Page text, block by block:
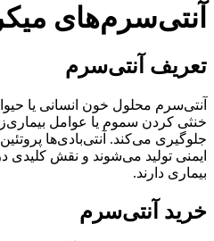
آنتی‌سرم‌های
تعریف آنتی‌سرم
آنتی‌سرم محلول خون انسانی یا
خنثی کردن سموم یا عوامل
جلوگیری می‌کند. آنتی‌بادی‌ها
ایمنی تولید می‌شوند و نقش
بیماری دارند.
خرید آنتی‌سرم